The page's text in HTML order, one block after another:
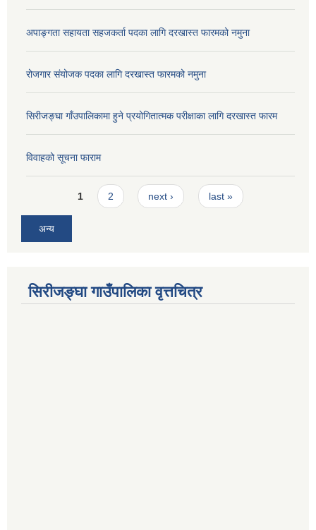
अपाङ्गता सहायता सहजकर्ता पदका लागि दरखास्त फारमको नमुना
रोजगार संयोजक पदका लागि दरखास्त फारमको नमुना
सिरीजङ्घा गाँउपालिकामा हुने प्रयोगितात्मक परीक्षाका लागि दरखास्त फारम
विवाहको सूचना फाराम
Pages1 2 next › last »
अन्य
सिरीजङ्घा गाउँपालिका वृत्तचित्र